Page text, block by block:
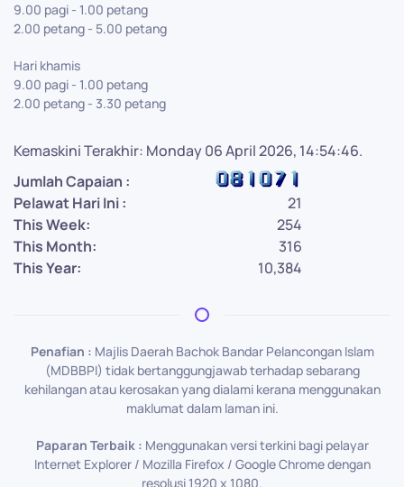
9.00 pagi - 1.00 petang
2.00 petang - 5.00 petang
Hari khamis
9.00 pagi - 1.00 petang
2.00 petang - 3.30 petang
Kemaskini Terakhir: Monday 06 April 2026, 14:54:46.
Jumlah Capaian :
Pelawat Hari Ini :
21
This Week:
254
This Month:
316
This Year:
10,384
Penafian : Majlis Daerah Bachok Bandar Pelancongan Islam
(MDBBPI) tidak bertanggungjawab terhadap sebarang
kehilangan atau kerosakan yang dialami kerana menggunakan
maklumat dalam laman ini.
Paparan Terbaik : Menggunakan versi terkini bagi pelayar
Internet Explorer / Mozilla Firefox / Google Chrome dengan
resolusi 1920 x 1080.